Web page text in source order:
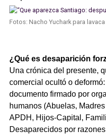
Fotos: Nacho Yuchark para lavaca
¿Qué es desaparición
Una crónica del presente,
comercial ocultó o
documento firmado por
humanos (Abuelas,
APDH, Hijos-Capital,
Desaparecidos por